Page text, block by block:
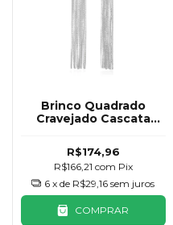
Brinco Quadrado
Cravejado Cascata
R$174,96
R$166,21 com Pix
6 x de R$29,16 sem juros
COMPRAR